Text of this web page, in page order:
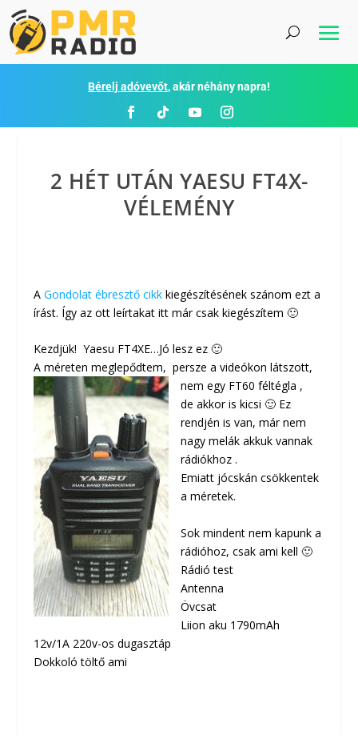
Bérelj adóvevőt, akár néhány napra!
2 HÉT UTÁN YAESU FT4X-
VÉLEMÉNY
A Gondolat ébresztő cikk kiegészítésének szánom ezt a
írást. Így az ott leírtakat itt már csak kiegészítem 🙂
Kezdjük! Yaesu FT4XE…Jó lesz ez 🙂
A méreten meglepődtem, persze a videókon látszott,
nem egy FT60 féltégla ,
de akkor is kicsi 🙂 Ez
rendjén is van, már nem
nagy melák akkuk vannak
rádiókhoz .
Emiatt jócskán csökkentek
a méretek.
Sok mindent nem kapunk a
rádióhoz, csak ami kell 🙂
Rádió test
Antenna
Övcsat
Liion aku 1790mAh
12v/1A 220v-os dugasztáp
Dokkoló töltő ami